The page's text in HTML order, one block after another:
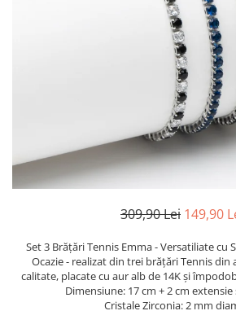
309,90 Lei 149,90
Set 3 Brățări Tennis Emma - Versatiliate cu
Ocazie - realizat din trei brățări Tennis din
calitate, placate cu aur alb de 14K și
Dimensiune: 17 cm + 2 cm
Cristale Zirconia: 2 mm